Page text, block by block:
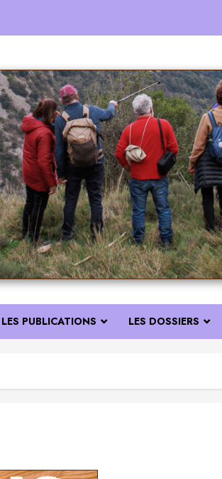
LES PUBLICATIONS LES DOSSIERS